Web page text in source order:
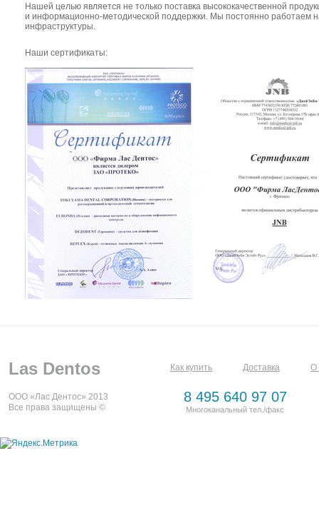
Нашей целью является не только поставка высококачественной
и информационно-методической поддержки. Мы постоянно работаем
инфраструктуры.
Наши сертификаты:
Las Dentos Как купить Доставка О
ООО «Лас Дентос» 2013
Все права защищены ©
8 495 640 97 07
Многоканальный тел./факс